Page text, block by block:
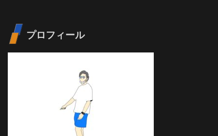
プロフィール